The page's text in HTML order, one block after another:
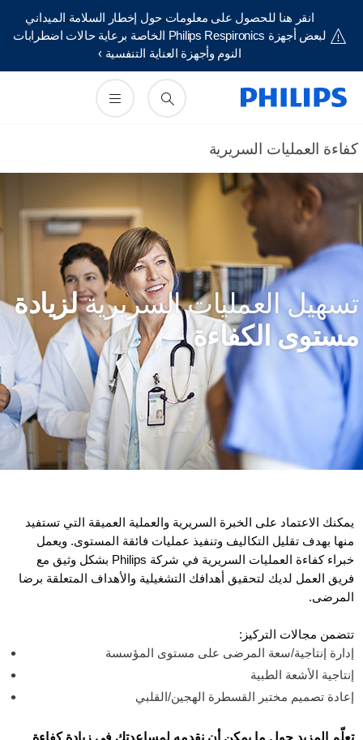
انقر هنا للحصول على معلومات حول إخطار السلامة الميداني
لبعض أجهزة Philips Respironics الخاصة برعاية حالات اضطرابات
النوم وأجهزة العناية التنفسية ›
العمليات السريرية
العمليات السريريةلزيادة
الكفاءة
يمكنك الاعتماد على الخبرة السريرية والعملية العميقة التي تستفيد
منها بهدف تقليل التكاليف وتنفيذ عمليات فائقة المستوى. ويعمل
خبراء كفاءة العمليات السريرية في شركة Philips بشكل وثيق مع
فريق العمل لديك لتحقيق أهدافك التشغيلية والأهداف المتعلقة برضا
المرضى.
تتضمن مجالات التركيز:
إدارة إنتاجية/سعة المرضى على مستوى المؤسسة
إنتاجية الأشعة الطبية
إعادة تصميم مختبر القسطرة الهجين/القلبي
تعلّم المزيد حول ما يمكن أن نقدمه لمساعدتك في زيادة كفاءة